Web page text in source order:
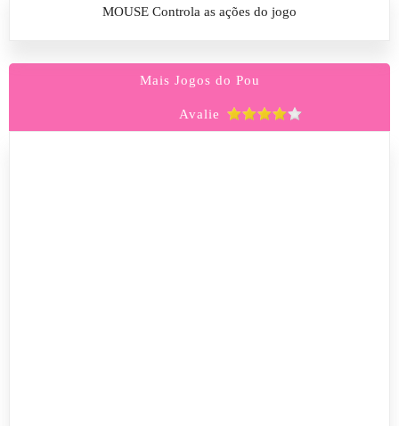
MOUSE Controla as ações do jogo
Mais Jogos do Pou
Avalie